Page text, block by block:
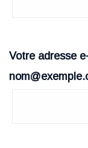
Votre adresse